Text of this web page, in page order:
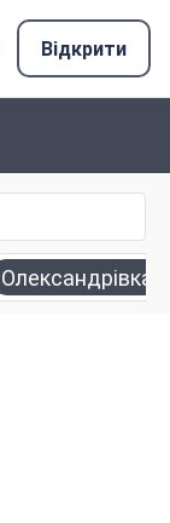
Відкрити
Олександрівка